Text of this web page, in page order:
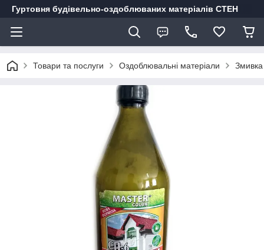
Гуртовня будівельно-оздоблюваних матеріалів СТЕН
Товари та послуги Оздоблювальні матеріали